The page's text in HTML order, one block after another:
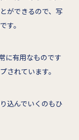
ができるので、写
す。
に有用なものです
されています。
込んでいくのもひ